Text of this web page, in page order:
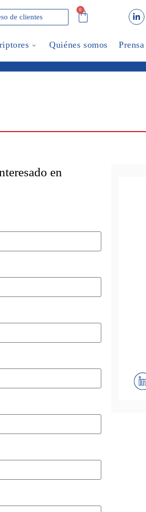
de clientes
0
Quiénes somos Prensa
en